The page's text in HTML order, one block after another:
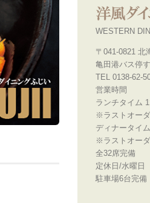
WESTERN
〒041-0821 北
亀田港バス停
TEL 0138-62-
営業時間
ランチタイム
※ラストオー
ディナータイ
※ラストオー
全32席完備
定休日/水曜日
駐車場6台完備